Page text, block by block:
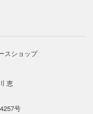
スショップ
恵
号